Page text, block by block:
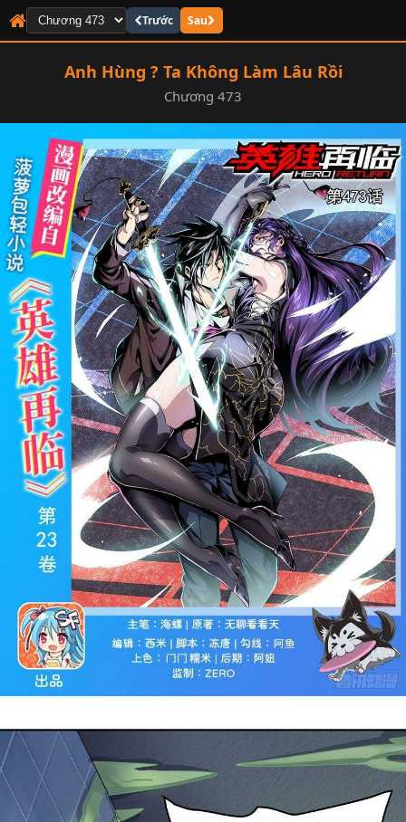
Trước Sau
Anh Hùng ? Ta Không Làm Lâu Rồi
Chương 473